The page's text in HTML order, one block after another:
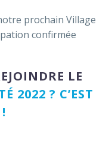
prochain Village
confirmée
LE
2022 ? C’EST